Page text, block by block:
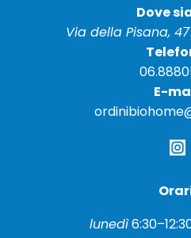
Dove
Via della Pisana,
E-
lunedì